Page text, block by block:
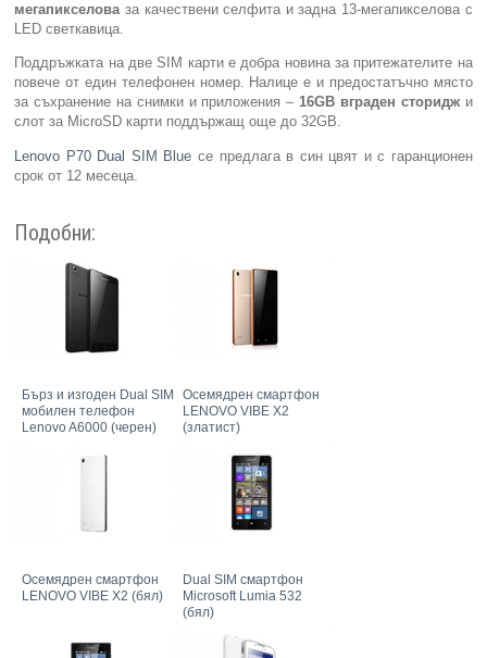
мегапикселоваза качествени селфита и задна 13-мегапикселова с
LED светкавица.
Поддръжката на две SIM карти е добра новина за притежателите на
повече от един телефонен номер. Налице е и предостатъчно място
за съхранение на снимки и приложения –16GB вграден сториджи
слот за MicroSD карти поддържащ още до 32GB.
Lenovo P70 Dual SIM Blue се предлага в син цвят и с гаранционен
срок от 12 месеца.
Подобни:
Бърз и изгоден Dual SIM
мобилен телефон
Lenovo A6000 (черен)
Осемядрен смартфон
LENOVO VIBE X2
(златист)
Осемядрен смартфон
LENOVO VIBE X2 (бял)
Dual SIM смартфон
Microsoft Lumia 532
(бял)